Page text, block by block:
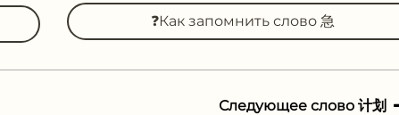
❓Как запомнить слово 急
Следующее слово 计划